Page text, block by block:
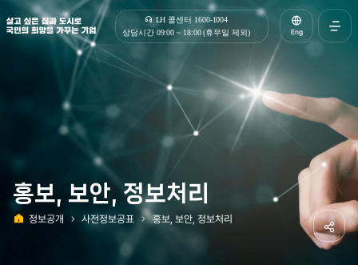
살고 싶은 집과 도시로 국민의 희망을 가꾸는 기업 | 한국토지주택공사
LH 콜센터 1600-1004
상담시간 09:00 ~ 18:00 (휴무일 제외)
Eng
홍보, 보안, 정보처리
정보공개 사전정보공표 홍보, 보안, 정보처리